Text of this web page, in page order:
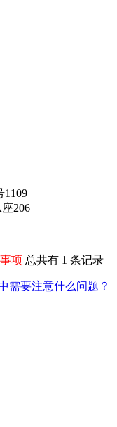
1109
206
项 总共有 1 条记录
需要注意什么问题？